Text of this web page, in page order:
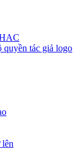
quyền tác giả logo
lên